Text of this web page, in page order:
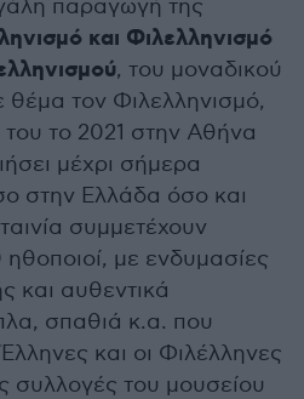
παραγωγή της
και Φιλελληνισμό
, του μοναδικού
θέμα τον Φιλελληνισμό,
του το 2021 στην Αθήνα
μέχρι σήμερα
στην Ελλάδα όσο και
συμμετέχουν
με ενδυμασίες
και αυθεντικά
σπαθιά κ.α. που
και οι Φιλέλληνες
συλλογές του μουσείου